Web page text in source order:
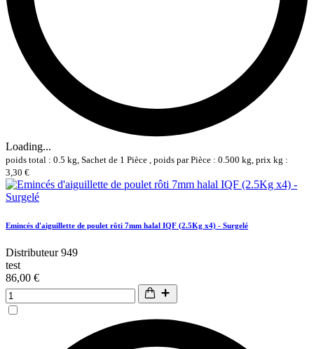
Loading...
poids total : 0.5 kg, Sachet de 1 Pièce , poids par Pièce : 0.500 kg, prix kg :
3,30 €
Emincés d'aiguillette de poulet rôti 7mm halal IQF (2.5Kg x4) - Surgelé
Distributeur 949
test
86,00 €